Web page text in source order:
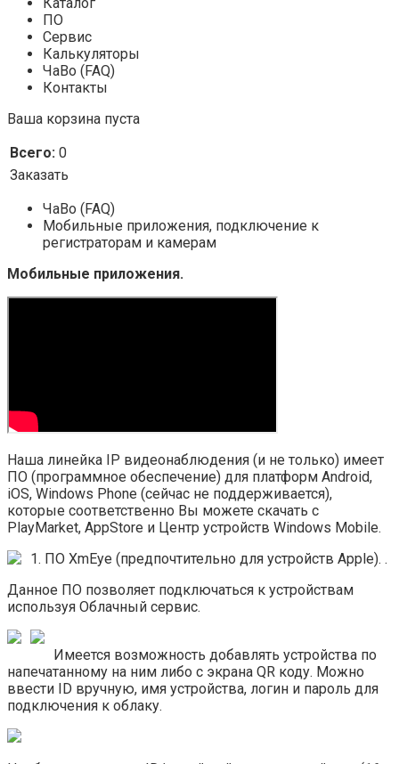
ПО
Сервис
Калькуляторы
ЧаВо (FAQ)
Контакты
Ваша корзина пуста
Всего: 0
Заказать
ЧаВо (FAQ)
Мобильные приложения, подключение к
регистраторам и камерам
Мобильные приложения.
Наша линейка IP видеонаблюдения (и не только) имеет
ПО (программное обеспечение) для платформ Android,
iOS, Windows Phone (сейчас не поддерживается),
которые соответственно Вы можете скачать с
PlayMarket, AppStore и Центр устройств Windows Mobile.
1. ПО XmEye (предпочтительно для устройств Apple). .
Данное ПО позволяет подключаться к устройствам
используя Облачный сервис.
Имеется возможность добавлять устройства по
напечатанному на ним либо с экрана QR коду. Можно
ввести ID вручную, имя устройства, логин и пароль для
подключения к облаку.